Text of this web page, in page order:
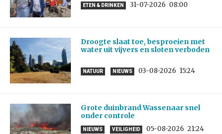
ETEN & DRINKEN 31-07-2026 08:00
Droogte slaat toe, besproeien met
water uit vijvers en sloten verboden
NATUUR NIEUWS 03-08-2026 15:24
Grote duinbrand Wassenaar snel
onder controle
NIEUWS VEILIGHEID 05-08-2026 21:24